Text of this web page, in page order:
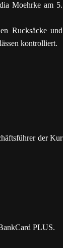
Moehrke am 5.
Rucksäcke und
kontrolliert.
der Kur
PLUS.